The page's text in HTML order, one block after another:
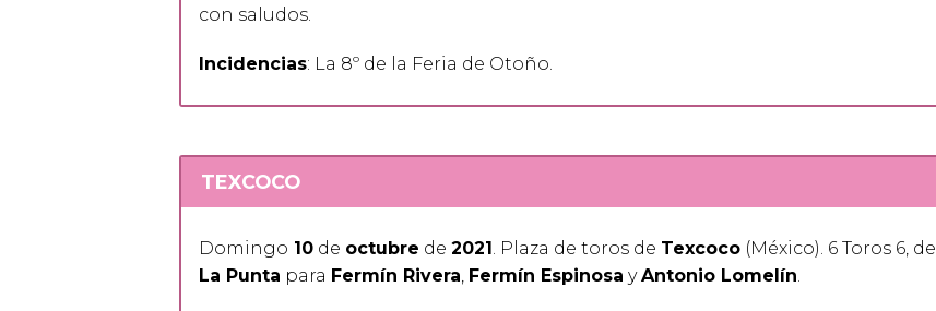
con saludos.
Incidencias: La 8º de la Feria de Otoño.
TEXCOCO
Domingo 10 de octubre de 2021 . Plaza de toros de Texcoco (México). 6 Toros 6, de
La Punta para Fermín Rivera, Fermín Espinosa yAntonio Lomelín.